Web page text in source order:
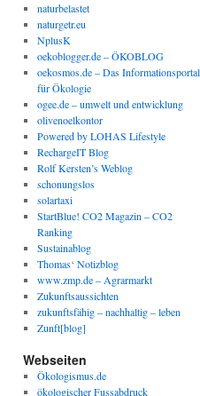
naturbelastet
naturgetr.eu
NplusK
oekoblogger.de – ÖKOBLOG
oekosmos.de – Das Informationsportal
für Ökologie
ogee.de – umwelt und entwicklung
olivenoelkontor
Powered by LOHAS Lifestyle
RechargeIT Blog
Rolf Kersten’s Weblog
schonungslos
solartaxi
StartBlue! CO2 Magazin – CO2
Ranking
Sustainablog
Thomas‘ Notizblog
www.zmp.de – Agrarmarkt
Zukunftsaussichten
zukunftsfähig – nachhaltig – leben
Zunft[blog]
Webseiten
Ökologismus.de
ökologischer Fussabdruck